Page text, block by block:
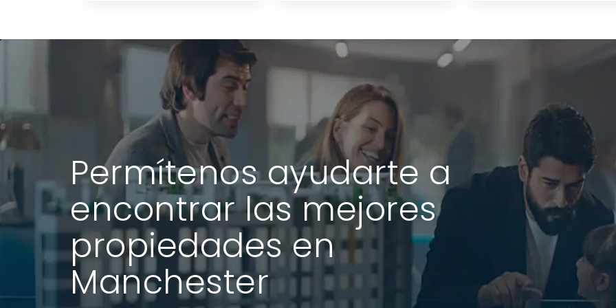
Permítenos ayudarte a
encontrar las mejores
propiedades en
Manchester